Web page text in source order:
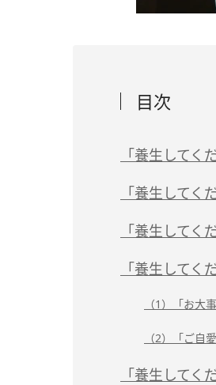
目次
「養生してく
「養生してく
「養生してく
「養生してく
（1）「お大
（2）「ご自
「養生して